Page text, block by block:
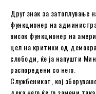
Друг знак за затоплување
функционер на
висок функционер на
цел на критики од
слободи, ќе ја напушти
распоредени со него.
Службеникот, кој